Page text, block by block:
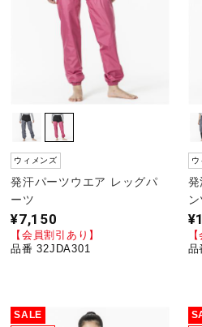
ウォーキングシューズ
ライフスタイルグッズ
インナー
寝具／ミズノスリープ
アウトドア／レイン
サポーター
ウィメンズ
発汗パーツウエア レッグパ
ーツ
¥7,150
【会員割引あり】
品番 32JDA301
ウ
品
SALE